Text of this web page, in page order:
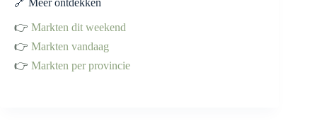
👉 Markten dit weekend
👉 Markten vandaag
👉 Markten per provincie